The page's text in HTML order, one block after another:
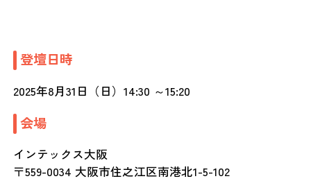
登壇日時
2025年8月31日（日）14:30 ～15:20
会場
インテックス大阪
〒559-0034 大阪市住之江区南港北1-5-102